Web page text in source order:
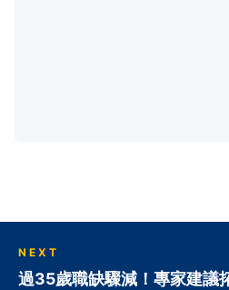
NEXT
過35歲職缺驟減！專家建議